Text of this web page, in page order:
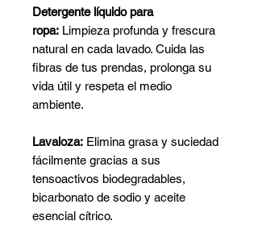
Detergente líquido para
ropa: Limpieza profunda y frescura
natural en cada lavado. Cuida las
fibras de tus prendas, prolonga su
vida útil y respeta el medio
ambiente.
Lavaloza: Elimina grasa y suciedad
fácilmente gracias a sus
tensoactivos biodegradables,
bicarbonato de sodio y aceite
esencial cítrico.